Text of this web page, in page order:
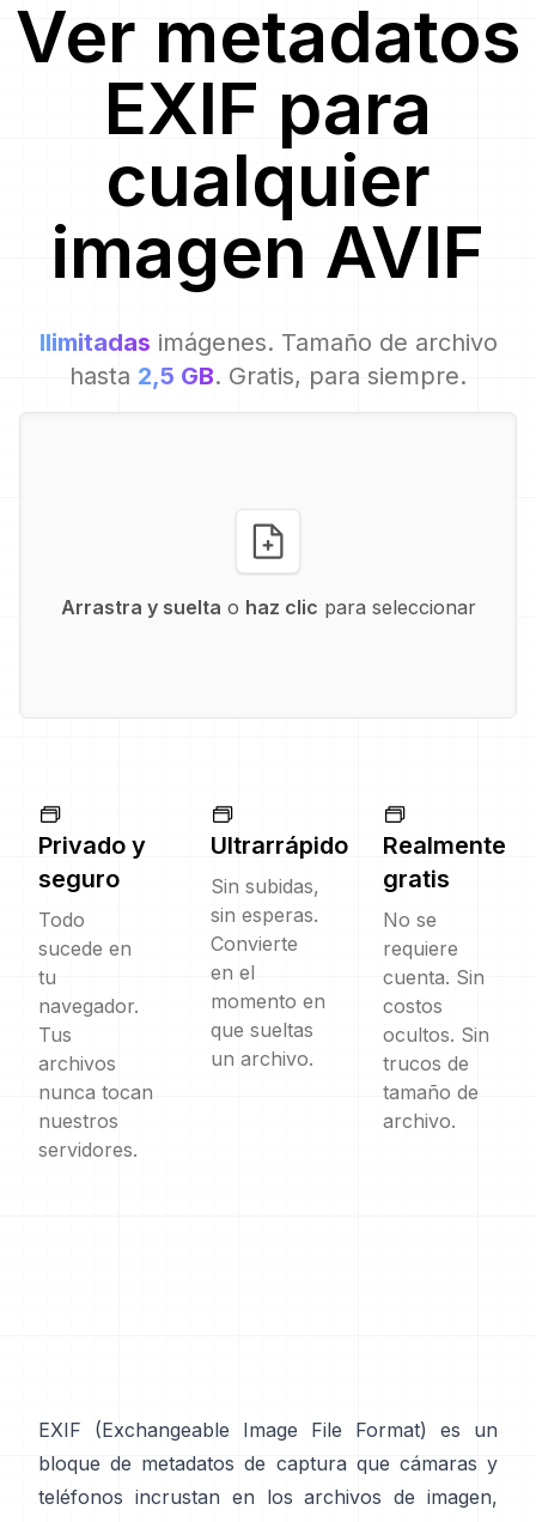
Ver metadatos
EXIF para
cualquier
imagen AVIF
Ilimitadas imágenes. Tamaño de archivo
hasta 2,5 GB. Gratis, para siempre.
Arrastra y suelta o haz clic para seleccionar
Privado y
seguro
Todo
sucede en
tu
navegador.
Tus
archivos
nunca tocan
nuestros
servidores.
Ultrarrápido
Sin subidas,
sin esperas.
Convierte
en el
momento en
que sueltas
un archivo.
Realmente
gratis
No se
requiere
cuenta. Sin
costos
ocultos. Sin
trucos de
tamaño de
archivo.
EXIF (Exchangeable Image File Format) es un
bloque de metadatos de captura que cámaras y
teléfonos incrustan en los archivos de imagen,